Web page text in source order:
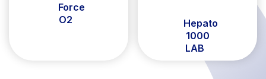
Force
O2
Hepato
1000
LAB